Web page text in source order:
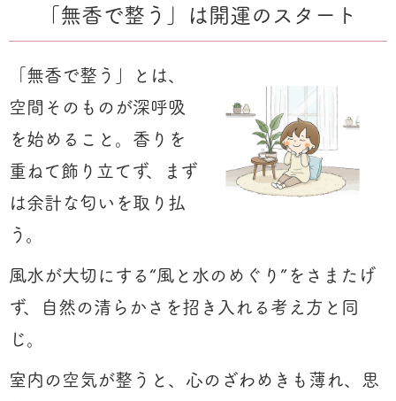
「無香で整う」は開運のスタート
「無香で整う」とは、
空間そのものが深呼吸
を始めること。香りを
重ねて飾り立てず、まず
は余計な匂いを取り払
う。
風水が大切にする“風と水のめぐり”をさまたげ
ず、自然の清らかさを招き入れる考え方と同
じ。
室内の空気が整うと、心のざわめきも薄れ、思